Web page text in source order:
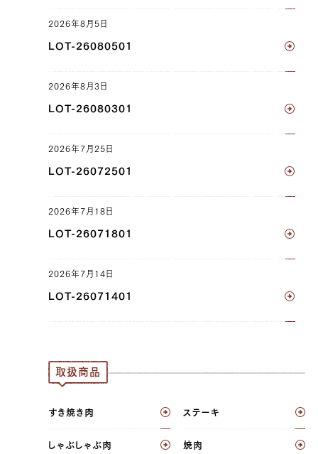
（右）, トンビ（左）, トンビ（右）, リブロース（左）,
三角バラ（左）, 三角バラ（右）, ブリスケ（左）,
ブリスケ（右）
ブリスケ（左）, ブリスケ（右）
ブリスケ（右）
ブリスケ（左）, ブリスケ（右）
ブリスケ（左）, ブリスケ（右）
JP1630009227
2026年8月5日
LOT-26080501
2026年8月3日
LOT-26080301
2026年7月25日
LOT-26072501
2026年7月18日
LOT-26071801
2026年7月14日
LOT-26071401
取扱商品
すき焼き肉 ステーキ
しゃぶしゃぶ肉 焼肉